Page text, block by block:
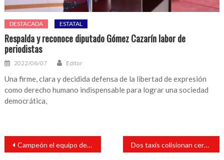
DESTACADA ESTATAL
Respalda y reconoce diputado Gómez Cazarín labor de
periodistas
2022/06/07 Editor
Una firme, clara y decidida defensa de la libertad de expresión
como derecho humano indispensable para lograr una sociedad
democrática,
Navegación
entradas
Campeón el equipo de Lagunilla en la final de fútbol en Ángel R. Cabada Dos taxis colisionan cerca del mercado 5 de febrero